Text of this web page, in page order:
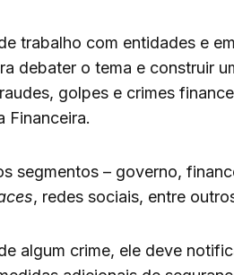
trabalho com entidades e
debater o tema e construir
golpes e crimes
Financeira.
segmentos – governo,
, redes sociais, entre
algum crime, ele deve